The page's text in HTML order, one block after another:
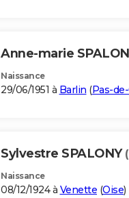
Anne-marie
Naissance
29/06/1951 à Barlin (Pas-
Sylvestre SPALONY
Naissance
08/12/1924 à Venette (Oise)